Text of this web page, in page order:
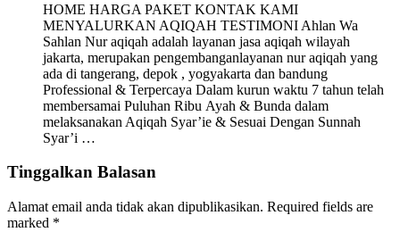
HOME HARGA PAKET KONTAK KAMI
MENYALURKAN AQIQAH TESTIMONI Ahlan Wa
Sahlan Nur aqiqah adalah layanan jasa aqiqah wilayah
jakarta, merupakan pengembanganlayanan nur aqiqah yang
ada di tangerang, depok , yogyakarta dan bandung
Professional & Terpercaya Dalam kurun waktu 7 tahun telah
membersamai Puluhan Ribu Ayah & Bunda dalam
melaksanakan Aqiqah Syar’ie & Sesuai Dengan Sunnah
Syar’i …
Tinggalkan Balasan
Alamat email anda tidak akan dipublikasikan. Required fields are
marked *